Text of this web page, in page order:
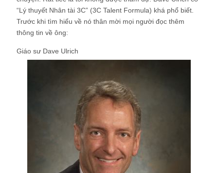
“Lý thuyết Nhân tài 3C” (3C Talent Formula) khá phổ biết.
Trước khi tìm hiểu về nó thân mời mọi người đọc thêm
thông tin về ông:
Giáo sư Dave Ulrich